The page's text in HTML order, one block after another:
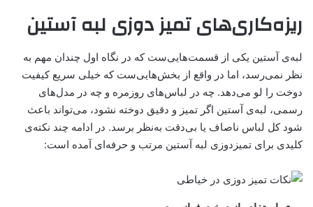
ریزه‌کاری‌های تمیز دوزی لبه آستین
لبه‌ی آستین یکی از قسمت‌هایی‌ست که در نگاه اول چندان مهم به
نظر نمی‌رسد، اما در واقع از بخش‌هایی‌ست که خیلی سریع کیفیت
دوخت را لو می‌دهد. چه در لباس‌های روزمره و چه در مدل‌های
رسمی، لبه‌ی آستین اگر تمیز و دقیق دوخته نشود، می‌تواند باعث
شود کل لباس ناصاف یا بی‌دقت به‌نظر برسد. در ادامه چند نکته‌ی
کلیدی برای تمیزدوزی لبه‌ آستین مرتب و حرفه‌ای آمده است: